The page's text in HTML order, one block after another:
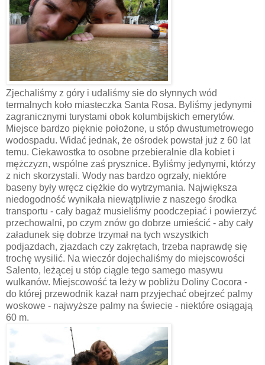
Zjechaliśmy z góry i udaliśmy sie do słynnych wód
termalnych koło miasteczka Santa Rosa. Byliśmy jedynymi
zagranicznymi turystami obok kolumbijskich emerytów.
Miejsce bardzo pięknie położone, u stóp dwustumetrowego
wodospadu. Widać jednak, że ośrodek powstał już z 60 lat
temu. Ciekawostka to osobne przebieralnie dla kobiet i
mężczyzn, wspólne zaś prysznice. Byliśmy jedynymi, którzy
z nich skorzystali. Wody nas bardzo ogrzały, niektóre
baseny były wręcz ciężkie do wytrzymania. Największa
niedogodność wynikała niewątpliwie z naszego środka
transportu - cały bagaż musieliśmy poodczepiać i powierzyć
przechowalni, po czym znów go dobrze umieścić - aby cały
załadunek się dobrze trzymał na tych wszystkich
podjazdach, zjazdach czy zakrętach, trzeba naprawdę się
trochę wysilić. Na wieczór dojechaliśmy do miejscowości
Salento, leżącej u stóp ciągle tego samego masywu
wulkanów. Miejscowość ta leży w pobliżu Doliny Cocora -
do której przewodnik kazał nam przyjechać obejrzeć palmy
woskowe - najwyższe palmy na świecie - niektóre osiągają
60 m.